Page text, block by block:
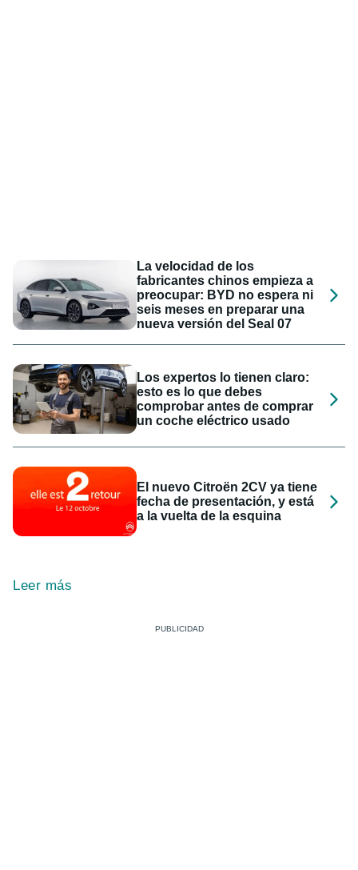
La velocidad de los
fabricantes chinos empieza a
preocupar: BYD no espera ni
seis meses en preparar una
nueva versión del Seal 07
Los expertos lo tienen claro:
esto es lo que debes
comprobar antes de comprar
un coche eléctrico usado
El nuevo Citroën 2CV ya tiene
fecha de presentación, y está
a la vuelta de la esquina
Leer más